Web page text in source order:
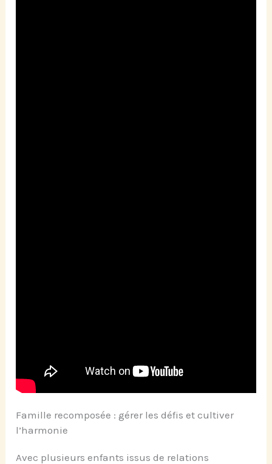
Famille recomposée : gérer les défis et cultiver
l’harmonie
Avec plusieurs enfants issus de relations